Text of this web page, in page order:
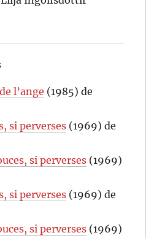
l’ange (1985) de
si perverses (1969) de
si perverses (1969)
si perverses (1969) de
si perverses (1969)